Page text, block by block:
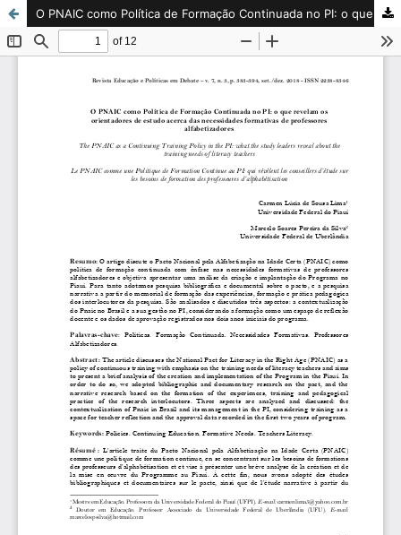
O PNAIC como Política de Formação Continuada no PI: o que revelam os orientadores de estudo acerca das necessidades formativas de professores alfabetizadores